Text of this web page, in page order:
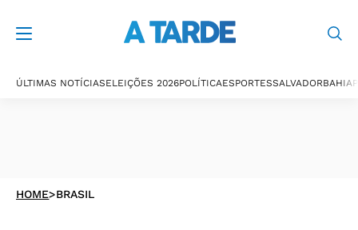
ÚLTIMAS NOTÍCIASELEIÇÕES 2026POLÍTICAESPORTESSALVADORBAHIA
HOME>BRASIL